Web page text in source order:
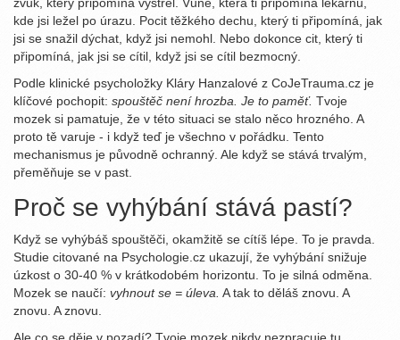
kde jsi ležel po úrazu. Pocit těžkého dechu, který ti připomíná, jak
jsi se snažil dýchat, když jsi nemohl. Nebo dokonce cit, který ti
připomíná, jak jsi se cítil, když jsi se cítil bezmocný.
Podle klinické psycholožky Kláry Hanzalové z CoJeTrauma.cz je
klíčové pochopit: spouštěč není hrozba. Je to paměť. Tvoje
mozek si pamatuje, že v této situaci se stalo něco hrozného. A
proto tě varuje - i když teď je všechno v pořádku. Tento
mechanismus je původně ochranný. Ale když se stává trvalým,
přeměňuje se v past.
Proč se vyhýbání stává pastí?
Když se vyhýbáš spouštěči, okamžitě se cítíš lépe. To je pravda.
Studie citované na Psychologie.cz ukazují, že vyhýbání snižuje
úzkost o 30-40 % v krátkodobém horizontu. To je silná odměna.
Mozek se naučí: vyhnout se = úleva. A tak to děláš znovu. A
znovu. A znovu.